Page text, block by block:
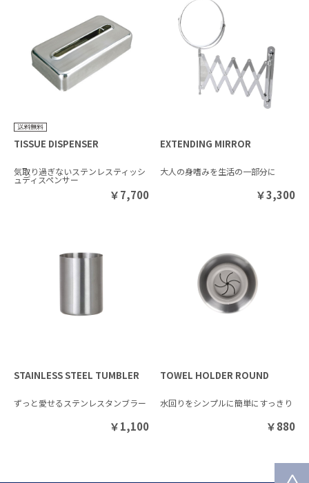
TISSUE DISPENSER
気取り過ぎないステンレスティッシ
ュディスペンサー
￥7,700
EXTENDING MIRROR
大人の身嗜みを生活の一部分に
￥3,300
STAINLESS STEEL TUMBLER
ずっと愛せるステンレスタンブラー
￥1,100
TOWEL HOLDER ROUND
水回りをシンプルに簡単にすっきり
￥880